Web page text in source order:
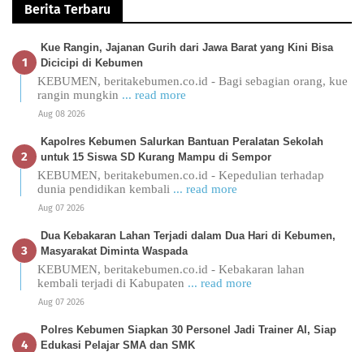
Berita Terbaru
Kue Rangin, Jajanan Gurih dari Jawa Barat yang Kini Bisa
Dicicipi di Kebumen
KEBUMEN, beritakebumen.co.id - Bagi sebagian orang, kue
rangin mungkin ... read more
Aug 08 2026
Kapolres Kebumen Salurkan Bantuan Peralatan Sekolah
untuk 15 Siswa SD Kurang Mampu di Sempor
KEBUMEN, beritakebumen.co.id - Kepedulian terhadap
dunia pendidikan kembali ... read more
Aug 07 2026
Dua Kebakaran Lahan Terjadi dalam Dua Hari di Kebumen,
Masyarakat Diminta Waspada
KEBUMEN, beritakebumen.co.id - Kebakaran lahan
kembali terjadi di Kabupaten ... read more
Aug 07 2026
Polres Kebumen Siapkan 30 Personel Jadi Trainer AI, Siap
Edukasi Pelajar SMA dan SMK